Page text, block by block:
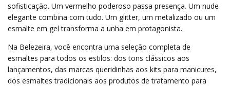
sofisticação. Um vermelho poderoso passa presença. Um nude
elegante combina com tudo. Um glitter, um metalizado ou um
esmalte em gel transforma a unha em protagonista.
Na Belezeira, você encontra uma seleção completa de
esmaltes para todos os estilos: dos tons clássicos aos
lançamentos, das marcas queridinhas aos kits para manicures,
dos esmaltes tradicionais aos produtos de tratamento para